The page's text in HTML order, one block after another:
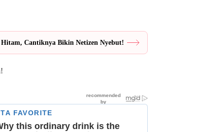
Cantiknya Bikin Netizen Nyebut!